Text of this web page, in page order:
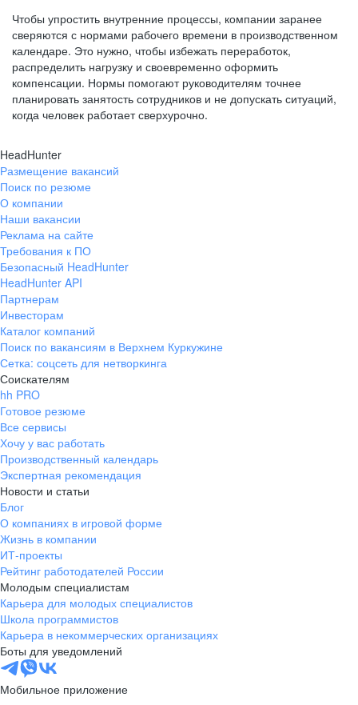
Чтобы упростить внутренние процессы, компании заранее
сверяются с нормами рабочего времени в производственном
календаре. Это нужно, чтобы избежать переработок,
распределить нагрузку и своевременно оформить
компенсации. Нормы помогают руководителям точнее
планировать занятость сотрудников и не допускать ситуаций,
когда человек работает сверхурочно.
HeadHunter
Размещение вакансий
Поиск по резюме
О компании
Наши вакансии
Реклама на сайте
Требования к ПО
Безопасный HeadHunter
HeadHunter API
Партнерам
Инвесторам
Каталог компаний
Поиск по вакансиям в Верхнем Куркужине
Сетка: соцсеть для нетворкинга
Соискателям
hh PRO
Готовое резюме
Все сервисы
Хочу у вас работать
Производственный календарь
Экспертная рекомендация
Новости и статьи
Блог
О компаниях в игровой форме
Жизнь в компании
ИТ-проекты
Рейтинг работодателей России
Молодым специалистам
Карьера для молодых специалистов
Школа программистов
Карьера в некоммерческих организациях
Боты для уведомлений
Мобильное приложение